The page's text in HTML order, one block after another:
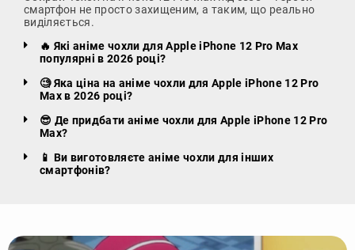
смартфон не просто захищеним, а таким, що реально
виділяється.
🔥 Які аніме чохли для Apple iPhone 12 Pro Max
популярні в 2026 році?
🧐 Яка ціна на аніме чохли для Apple iPhone 12 Pro
Max в 2026 році?
😎 Де придбати аніме чохли для Apple iPhone 12 Pro
Max?
📱 Ви виготовляєте аніме чохли для інших
смартфонів?